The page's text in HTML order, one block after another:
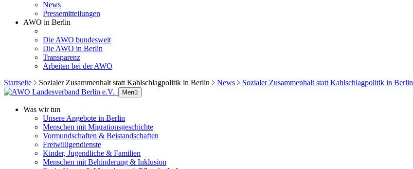
News
Pressemitteilungen
AWO in Berlin
Die AWO bundesweit
Die AWO in Berlin
Transparenz
Arbeiten bei der AWO
Startseite
Sozialer Zusammenhalt statt Kahlschlagpolitik in Berlin News Sozialer Zusammenhalt statt Kahlschlagpolitik in Berlin
Menü
Was wir tun
Unsere Angebote in Berlin
Menschen mit Migrationsgeschichte
Vormundschaften & Beistandschaften
Freiwilligendienste
Kinder, Jugendliche & Familien
Menschen mit Behinderung & Inklusion